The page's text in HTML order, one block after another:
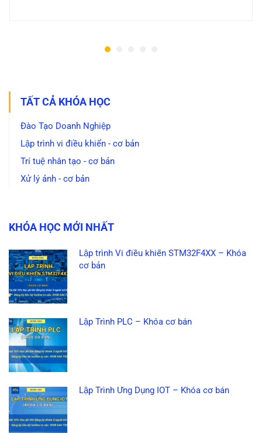
TẤT CẢ KHÓA HỌC
Đào Tạo Doanh Nghiệp
Lập trình vi điều khiển - cơ bản
Trí tuệ nhân tạo - cơ bản
Xử lý ảnh - cơ bản
KHÓA HỌC MỚI NHẤT
Lập trình Vi điều khiển STM32F4XX – Khóa
cơ bản
Lập Trình PLC – Khóa cơ bản
Lập Trình Ứng Dụng IOT – Khóa cơ bản